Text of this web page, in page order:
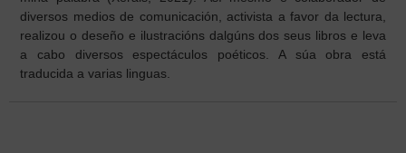
diversos medios de comunicación, activista a favor da lectura,
realizou o deseño e ilustracións dalgúns dos seus libros e leva
a cabo diversos espectáculos poéticos. A súa obra está
traducida a varias linguas.